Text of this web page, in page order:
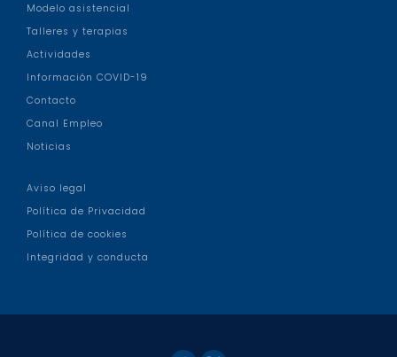
Modelo asistencial
Talleres y terapias
Actividades
Información COVID-19
Contacto
Canal Empleo
Noticias
Aviso legal
Política de Privacidad
Política de cookies
Integridad y conducta